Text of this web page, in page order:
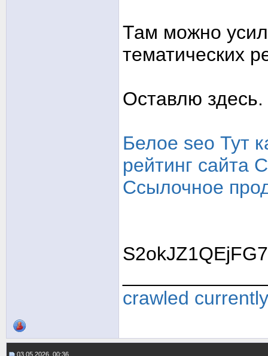
Там можно
тематических
Оставлю здесь.
Белое seo Тут
рейтинг сайта
Ссылочное
crawled
03.05.2026, 00:36